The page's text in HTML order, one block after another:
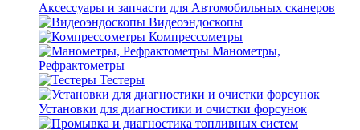
Аксессуары и запчасти для Автомобильных сканеров
Видеоэндоскопы
Компрессометры
Манометры,
Рефрактометры
Тестеры
Установки для диагностики и очистки форсунок